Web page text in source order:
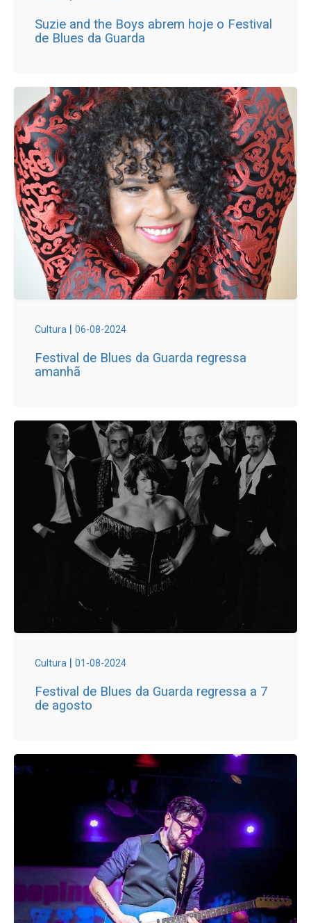
Suzie and the Boys abrem hoje o Festival
de Blues da Guarda
Cultura | 06-08-2024
Festival de Blues da Guarda regressa
amanhã
Cultura | 01-08-2024
Festival de Blues da Guarda regressa a 7
de agosto